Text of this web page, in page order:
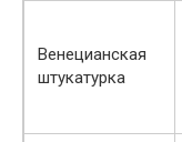
Венецианская
штукатурка